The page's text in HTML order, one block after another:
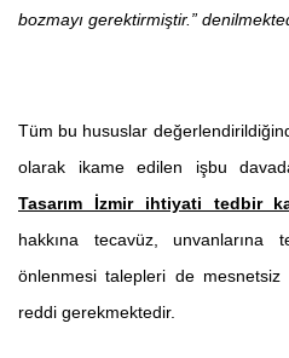
bozmayı gerektirmiştir.”
Tüm bu hususlar
olarak ikame edilen işbu
Tasarım İzmir ihtiyati tedbir
hakkına tecavüz, unvanlarına
önlenmesi talepleri de mesnetsiz
reddi gerekmektedir.